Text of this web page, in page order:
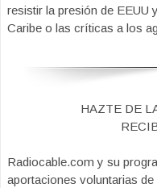
resistir la presión de EEUU
Caribe o las críticas a los
HAZTE DE
Radiocable.com y su
aportaciones voluntarias